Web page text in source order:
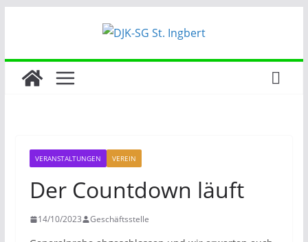
VERANSTALTUNGEN VEREIN
Der Countdown läuft
14/10/2023 Geschäftsstelle